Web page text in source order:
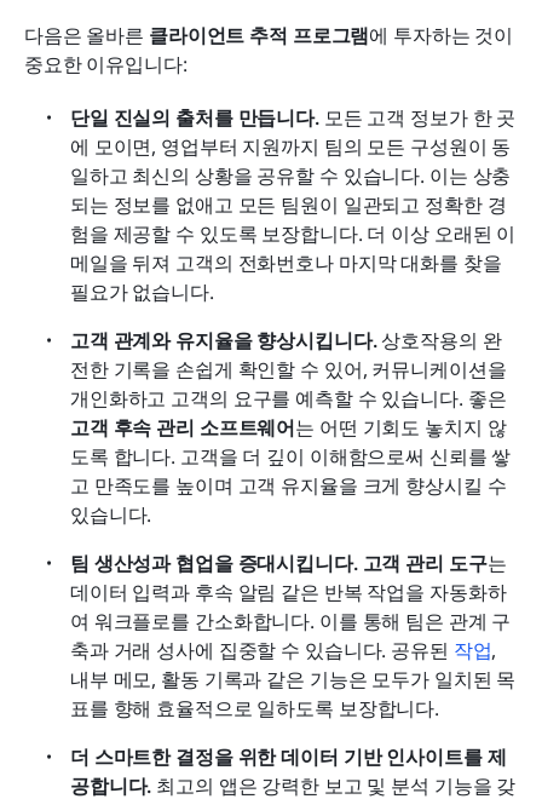
다음은 올바른 클라이언트 추적 프로그램에 투자하는 것이
중요한 이유입니다:
단일 진실의 출처를 만듭니다. 모든 고객 정보가 한 곳
에 모이면, 영업부터 지원까지 팀의 모든 구성원이 동
일하고 최신의 상황을 공유할 수 있습니다. 이는 상충
되는 정보를 없애고 모든 팀원이 일관되고 정확한 경
험을 제공할 수 있도록 보장합니다. 더 이상 오래된 이
메일을 뒤져 고객의 전화번호나 마지막 대화를 찾을
필요가 없습니다.
고객 관계와 유지율을 향상시킵니다. 상호작용의 완
전한 기록을 손쉽게 확인할 수 있어, 커뮤니케이션을
고객 후속 관리 소프트웨어는 어떤 기회도 놓치지 않
도록 합니다. 고객을 더 깊이 이해함으로써 신뢰를 쌓
고 만족도를 높이며 고객 유지율을 크게 향상시킬 수
있습니다.
팀 생산성과 협업을 증대시킵니다. 고객 관리 도구는
데이터 입력과 후속 알림 같은 반복 작업을 자동화하
여 워크플로를 간소화합니다. 이를 통해 팀은 관계 구
축과 거래 성사에 집중할 수 있습니다. 공유된 작업,
내부 메모, 활동 기록과 같은 기능은 모두가 일치된 목
표를 향해 효율적으로 일하도록 보장합니다.
더 스마트한 결정을 위한 데이터 기반 인사이트를 제
공합니다. 최고의 앱은 강력한 보고 및 분석 기능을 갖